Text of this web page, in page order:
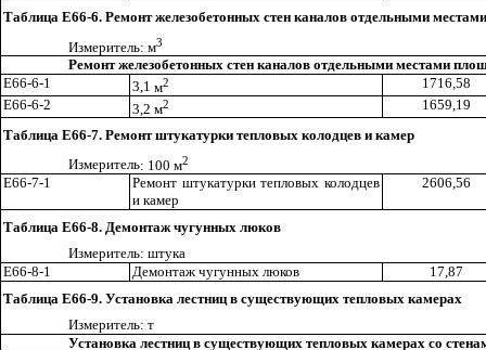
Таблица Е66-6. Ремонт железобетонных стен каналов отдельными местами
Измеритель: м3
Ремонт железобетонных стен каналов отдельными местами
Е66-6-1
3,1 м2
1716,58
Е66-6-2
3,2 м2
1659,19
Таблица Е66-7. Ремонт штукатурки тепловых колодцев и камер
Измеритель: 100 м2
Е66-7-1 Ремонт штукатурки тепловых колодцев
и камер
2606,56
Таблица Е66-8. Демонтаж чугунных люков
Измеритель: штука
Е66-8-1
Демонтаж чугунных люков
17,87
Таблица Е66-9. Установка лестниц в существующих тепловых камерах
Измеритель: т
Установка лестниц в существующих тепловых камерах со